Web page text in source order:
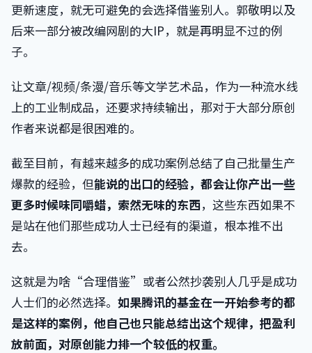
更新速度，就无可避免的会选择借鉴别人。郭敬明以及
后来一部分被改编网剧的大IP，就是再明显不过的例
子。
让文章/视频/条漫/音乐等文学艺术品，作为一种流水线
上的工业制成品，还要求持续输出，那对于大部分原创
作者来说都是很困难的。
截至目前，有越来越多的成功案例总结了自己批量生产
爆款的经验，但能说的出口的经验，都会让你产出一些
更多时候味同嚼蜡，索然无味的东西，这些东西如果不
是站在他们那些成功人士已经有的渠道，根本推不出
去。
这就是为啥“合理借鉴”或者公然抄袭别人几乎是成功
人士们的必然选择。 如果腾讯的基金在一开始参考的都
是这样的案例，他自己也只能总结出这个规律，把盈利
放前面，对原创能力排一个较低的权重。